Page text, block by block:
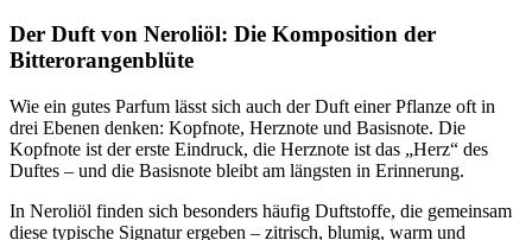
Der Duft von Neroliöl: Die Komposition der
Bitterorangenblüte
Wie ein gutes Parfum lässt sich auch der Duft einer Pflanze oft in
drei Ebenen denken: Kopfnote, Herznote und Basisnote. Die
Kopfnote ist der erste Eindruck, die Herznote ist das „Herz“ des
Duftes – und die Basisnote bleibt am längsten in Erinnerung.
In Neroliöl finden sich besonders häufig Duftstoffe, die gemeinsam
diese typische Signatur ergeben – zitrisch, blumig, warm und